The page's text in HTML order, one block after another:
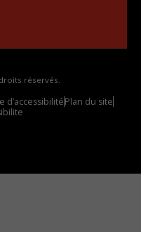
réservés.
d’accessibilitéPlan du site